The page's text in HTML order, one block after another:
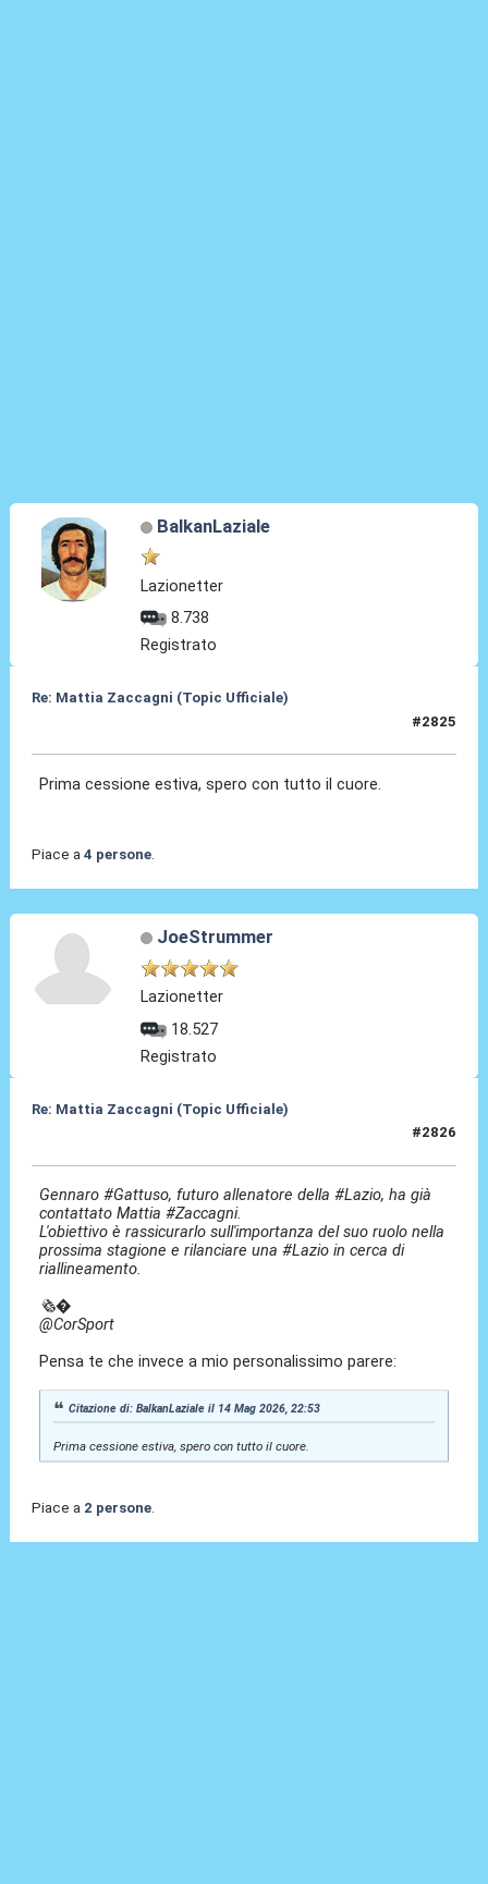
BalkanLaziale
Lazionetter
8.738
Registrato
Re: Mattia Zaccagni (Topic Ufficiale)
#2825
Prima cessione estiva, spero con tutto il cuore.
Piace a 4 persone.
JoeStrummer
Lazionetter
18.527
Registrato
Re: Mattia Zaccagni (Topic Ufficiale)
#2826
Gennaro #Gattuso, futuro allenatore della #Lazio, ha già
contattato Mattia #Zaccagni.
L'obiettivo è rassicurarlo sull'importanza del suo ruolo nella
prossima stagione e rilanciare una #Lazio in cerca di
riallineamento.
🗞�
@CorSport
Pensa te che invece a mio personalissimo parere:
Citazione di: BalkanLaziale il 14 Mag 2026, 22:53
Prima cessione estiva, spero con tutto il cuore.
Piace a 2 persone.